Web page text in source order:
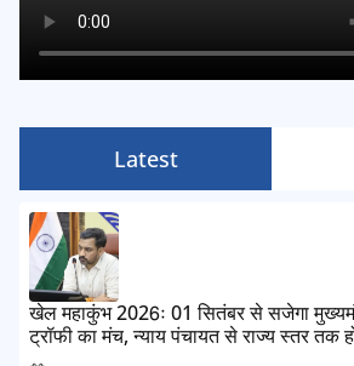
Latest
खेल महाकुंभ 2026ः 01 सितंबर से सजेगा
ट्रॉफी का मंच, न्याय पंचायत से राज्य स्तर तक